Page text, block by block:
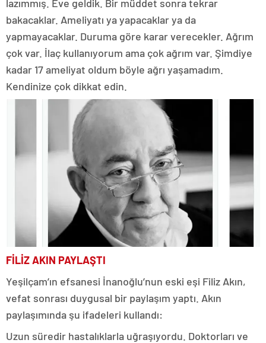
lazımmış. Eve geldik. Bir müddet sonra tekrar
bakacaklar. Ameliyatı ya yapacaklar ya da
yapmayacaklar. Duruma göre karar verecekler. Ağrım
çok var. İlaç kullanıyorum ama çok ağrım var. Şimdiye
kadar 17 ameliyat oldum böyle ağrı yaşamadım.
Kendinize çok dikkat edin.
FİLİZ AKIN PAYLAŞTI
Yeşilçam’ın efsanesi İnanoğlu’nun eski eşi Filiz Akın,
vefat sonrası duygusal bir paylaşım yaptı. Akın
paylaşımında şu ifadeleri kullandı:
Uzun süredir hastalıklarla uğraşıyordu. Doktorları ve